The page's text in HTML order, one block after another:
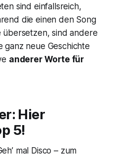
sind einfallsreich,
die einen den Song
übersetzen, sind andere
neue Geschichte
anderer Worte für
Hier
5!
mal Disco – zum